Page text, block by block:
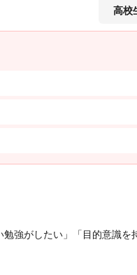
高校
強がしたい」「目的意識を